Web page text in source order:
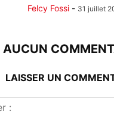
Felcy Fossi - 31 juillet
AUCUN
LAISSER UN